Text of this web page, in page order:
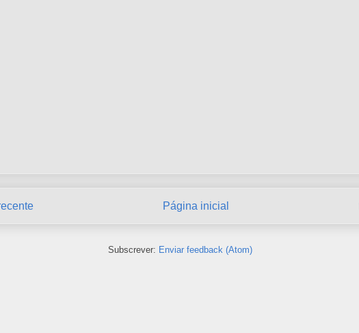
Página inicial
Subscrever: Enviar feedback (Atom)